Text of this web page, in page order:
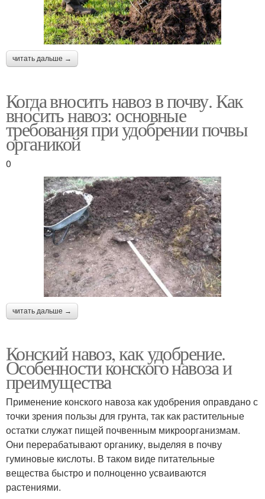
читать дальше →
Когда вносить навоз в почву. Как
вносить навоз: основные
требования при удобрении почвы
органикой
0
читать дальше →
Конский навоз, как удобрение.
Особенности конского навоза и
преимущества
Применение конского навоза как удобрения оправдано с
точки зрения пользы для грунта, так как растительные
остатки служат пищей почвенным микроорганизмам.
Они перерабатывают органику, выделяя в почву
гуминовые кислоты. В таком виде питательные
вещества быстро и полноценно усваиваются
растениями.